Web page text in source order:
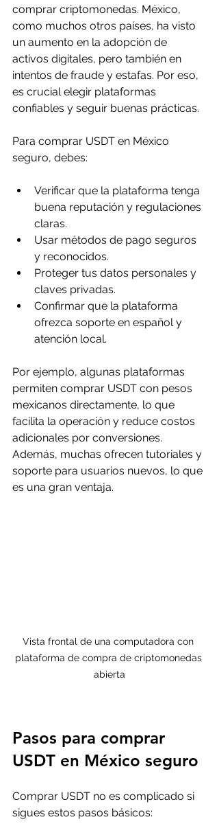
comprar criptomonedas. México,
como muchos otros países, ha visto
un aumento en la adopción de
activos digitales, pero también en
intentos de fraude y estafas. Por eso,
es crucial elegir plataformas
confiables y seguir buenas prácticas.
Para comprar USDT en México
seguro, debes:
Verificar que la plataforma tenga
buena reputación y regulaciones
claras.
Usar métodos de pago seguros
y reconocidos.
Proteger tus datos personales y
claves privadas.
Confirmar que la plataforma
ofrezca soporte en español y
atención local.
Por ejemplo, algunas plataformas
permiten comprar USDT con pesos
mexicanos directamente, lo que
facilita la operación y reduce costos
adicionales por conversiones.
Además, muchas ofrecen tutoriales y
soporte para usuarios nuevos, lo que
es una gran ventaja.
Vista frontal de una computadora con
plataforma de compra de criptomonedas
abierta
Pasos para comprar
USDT en México seguro
Comprar USDT no es complicado si
sigues estos pasos básicos: